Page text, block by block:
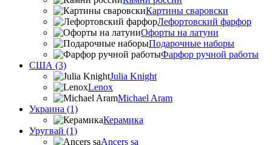
Картины сваровски
Лефортовский фарфор
Офорты на латуни
Подарочные наборы
Фарфор ручной работы
США (3)
Julia Knight
Lenox
Michael Aram
Украина (1)
Керамика
Уругвай (1)
Ancers sa